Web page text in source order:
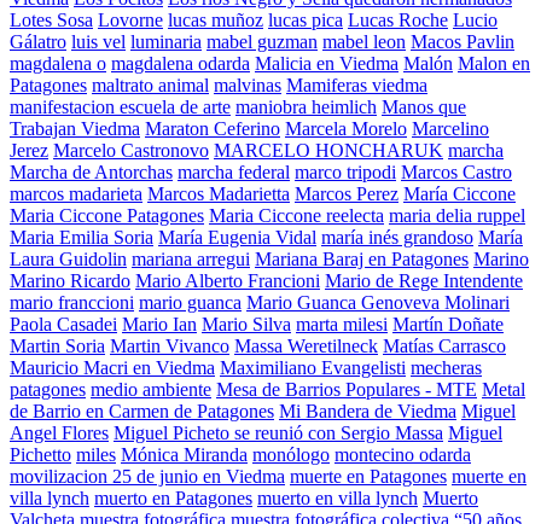
Lotes Sosa Lovorne lucas muñoz lucas pica Lucas Roche Lucio
Gálatro luis vel luminaria mabel guzman mabel leon Macos Pavlin
magdalena o magdalena odarda Malicia en Viedma Malón Malon en
Patagones maltrato animal malvinas Mamiferas viedma
manifestacion escuela de arte maniobra heimlich Manos que
Trabajan Viedma Maraton Ceferino Marcela Morelo Marcelino
Jerez Marcelo Castronovo MARCELO HONCHARUK marcha
Marcha de Antorchas marcha federal marco tripodi Marcos Castro
marcos madarieta Marcos Madarietta Marcos Perez María Ciccone
Maria Ciccone Patagones Maria Ciccone reelecta maria delia ruppel
Maria Emilia Soria María Eugenia Vidal maría inés grandoso María
Laura Guidolin mariana arregui Mariana Baraj en Patagones Marino
Marino Ricardo Mario Alberto Francioni Mario de Rege Intendente
mario franccioni mario guanca Mario Guanca Genoveva Molinari
Paola Casadei Mario Ian Mario Silva marta milesi Martín Doñate
Martin Soria Martin Vivanco Massa Weretilneck Matías Carrasco
Mauricio Macri en Viedma Maximiliano Evangelisti mecheras
patagones medio ambiente Mesa de Barrios Populares - MTE Metal
de Barrio en Carmen de Patagones Mi Bandera de Viedma Miguel
Angel Flores Miguel Picheto se reunió con Sergio Massa Miguel
Pichetto miles Mónica Miranda monólogo montecino odarda
movilizacion 25 de junio en Viedma muerte en Patagones muerte en
villa lynch muerto en Patagones muerto en villa lynch Muerto
Valcheta muestra fotográfica muestra fotográfica colectiva “50 años